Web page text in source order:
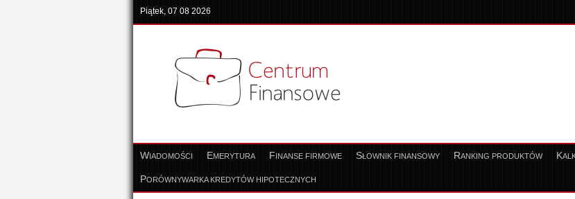
Piątek, 07 08 2026
WIADOMOŚCI EMERYTURA FINANSE FIRMOWE SŁOWNIK FINANSOWY RANKING PRODUKTÓW K
PORÓWNYWARKA KREDYTÓW HIPOTECZNYCH